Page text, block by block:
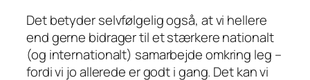
Det betyder selvfølgelig også, at vi hellere
end gerne bidrager til et stærkere nationalt
(og internationalt) samarbejde omkring leg –
fordi vi jo allerede er godt i gang. Det kan vi